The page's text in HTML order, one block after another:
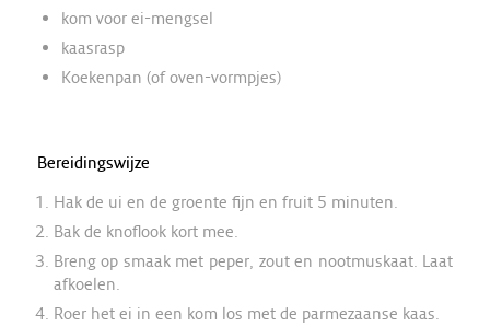
kom voor ei-mengsel
kaasrasp
Koekenpan (of oven-vormpjes)
Bereidingswijze
Hak de ui en de groente fijn en fruit 5 minuten.
Bak de knoflook kort mee.
Breng op smaak met peper, zout en nootmuskaat. Laat
afkoelen.
Roer het ei in een kom los met de parmezaanse kaas.